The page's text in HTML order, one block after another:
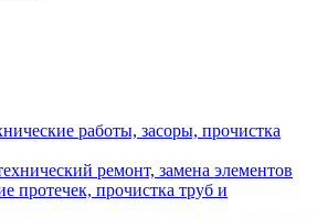
работы, засоры, прочистка
ремонт, замена элементов
протечек, прочистка труб и